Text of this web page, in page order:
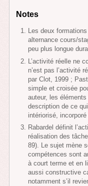
Notes
Les deux
alternance cours/
peu plus longue
L’activité réelle ne
n’est pas l’activité
par Clot, 1999 ;
simple et croisée
auteur, les
description de ce
intériorisé, incorporé
Rabardel définit
réalisation des
89). Le sujet mène
compétences sont
à court terme et en
aussi constructive
notamment s’il